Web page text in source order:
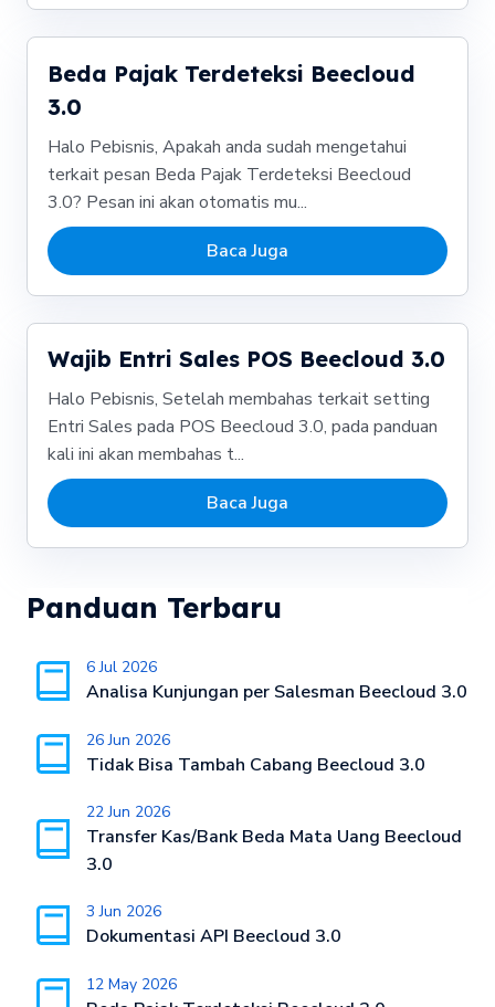
Beda Pajak Terdeteksi Beecloud
3.0
Halo Pebisnis, Apakah anda sudah mengetahui
terkait pesan Beda Pajak Terdeteksi Beecloud
3.0? Pesan ini akan otomatis mu...
Baca Juga
Wajib Entri Sales POS Beecloud 3.0
Halo Pebisnis, Setelah membahas terkait setting
Entri Sales pada POS Beecloud 3.0, pada panduan
kali ini akan membahas t...
Baca Juga
Panduan Terbaru
6 Jul 2026
Analisa Kunjungan per Salesman Beecloud 3.0
26 Jun 2026
Tidak Bisa Tambah Cabang Beecloud 3.0
22 Jun 2026
Transfer Kas/Bank Beda Mata Uang Beecloud
3.0
3 Jun 2026
Dokumentasi API Beecloud 3.0
12 May 2026